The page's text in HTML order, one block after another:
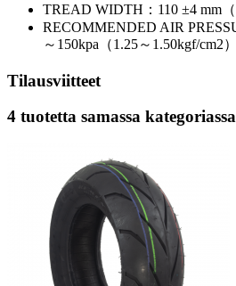
TREAD WIDTH：110 ±4 mm（
RECOMMENDED AIR
～150kpa（1.25～1.50kgf/cm2）
Tilausviitteet
4 tuotetta samassa